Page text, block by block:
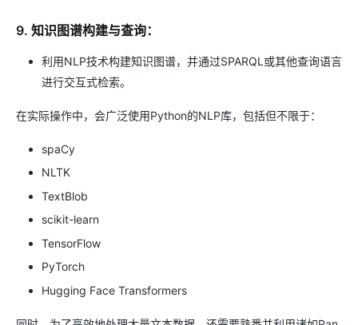
9. 知识图谱构建与查询：
利用NLP技术构建知识图谱，并通过SPARQL或其他查询语言
进行交互式检索。
在实际操作中，会广泛使用Python的NLP库，包括但不限于：
spaCy
NLTK
TextBlob
scikit-learn
TensorFlow
PyTorch
Hugging Face Transformers